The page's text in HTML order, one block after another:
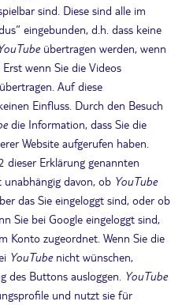
sind. Diese sind alle im
eingebunden, d.h. dass keine
übertragen werden, wenn
wenn Sie die Videos
Auf diese
Einfluss. Durch den Besuch
die Information, dass Sie die
Website aufgerufen haben.
dieser Erklärung genannten
davon, ob YouTube
das Sie eingeloggt sind, oder ob
Sie bei Google eingeloggt sind,
Konto zugeordnet. Wenn Sie die
YouTube nicht wünschen,
des Buttons ausloggen. YouTube
und nutzt sie für